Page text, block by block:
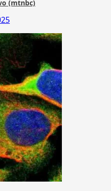
(mtnbc)